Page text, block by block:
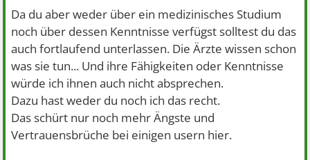
noch leichtfertig neuroleptika verschrieben werden zeigt,
dass zumindest nicht jeder Arzt gewissenhaft vorgeht.
Da du aber weder über ein medizinisches Studium
noch über dessen Kenntnisse verfügst solltest du das
auch fortlaufend unterlassen. Die Ärzte wissen schon
was sie tun... Und ihre Fähigkeiten oder Kenntnisse
würde ich ihnen auch nicht absprechen.
Dazu hast weder du noch ich das recht.
Das schürt nur noch mehr Ängste und
Vertrauensbrüche bei einigen usern hier.